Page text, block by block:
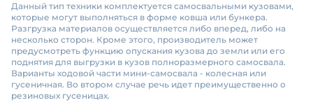
Данный тип техники комплектуется самосвальными кузовами,
которые могут выполняться в форме ковша или бункера.
Разгрузка материалов осуществляется либо вперед, либо на
несколько сторон. Кроме этого, производитель может
предусмотреть функцию опускания кузова до земли или его
поднятия для выгрузки в кузов полноразмерного самосвала.
Варианты ходовой части мини-самосвала - колесная или
гусеничная. Во втором случае речь идет преимущественно о
резиновых гусеницах.